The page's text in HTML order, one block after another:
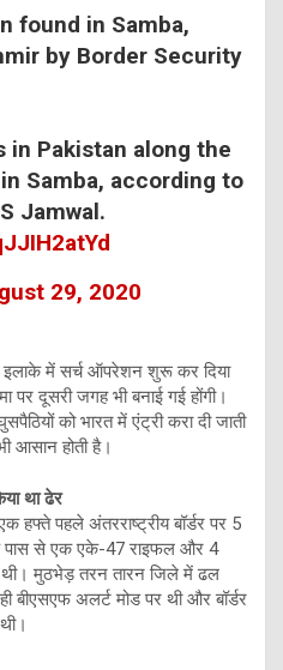
found in Samba,
by Border Security
in Pakistan along the
Samba, according to
Jamwal.
29, 2020
इलाके में सर्च ऑपरेशन शुरू कर दिया
दूसरी जगह भी बनाई गई होंगी।
को भारत में एंट्री करा दी जाती
आसान होती है।
था ढेर
हफ्ते पहले अंतरराष्ट्रीय बॉर्डर पर 5
पास से एक एके-47 राइफल और 4
थी। मुठभेड़ तरन तारन जिले में ढल
बीएसएफ अलर्ट मोड पर थी और बॉर्डर